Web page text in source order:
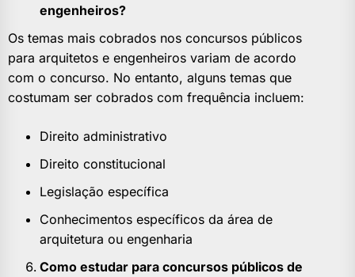
engenheiros?
Os temas mais cobrados nos concursos públicos
para arquitetos e engenheiros variam de acordo
com o concurso. No entanto, alguns temas que
costumam ser cobrados com frequência incluem:
Direito administrativo
Direito constitucional
Legislação específica
Conhecimentos específicos da área de
arquitetura ou engenharia
Como estudar para concursos públicos de